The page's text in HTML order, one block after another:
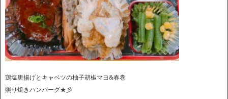
鶏塩唐揚げとキャベツの柚子胡椒マヨ&春巻
照り焼きハンバーグ★彡